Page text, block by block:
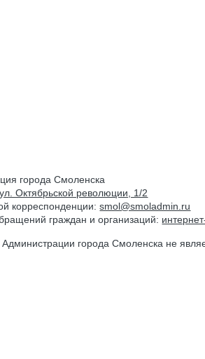
города Смоленска
ул. Октябрьской революции, 1/2
корреспонденции:smol@smoladmin.ru
граждан и организаций:
города Смоленска не